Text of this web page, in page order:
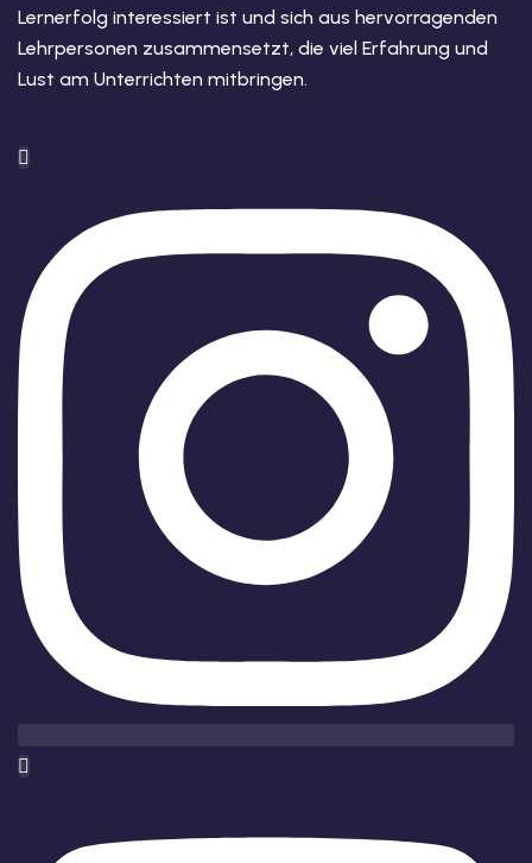
Lernerfolg interessiert ist und sich aus hervorragenden
Lehrpersonen zusammensetzt, die viel Erfahrung und
Lust am Unterrichten mitbringen.